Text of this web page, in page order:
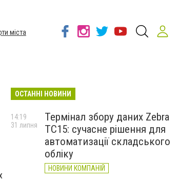
міста
ОСТАННІ НОВИНИ
Термінал збору даних Zebra
TC15: сучасне рішення для
автоматизації складського
обліку
НОВИНИ КОМПАНІЙ
14:19
31 липня